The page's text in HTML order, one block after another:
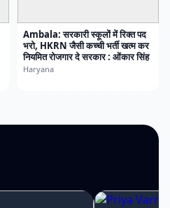
Ambala: सरकारी स्कूलों में रिक्त पद
भरो, HKRN जैसी कच्ची भर्ती खत्म कर
नियमित रोजगार दे सरकार : ओंकार सिंह
Haryana